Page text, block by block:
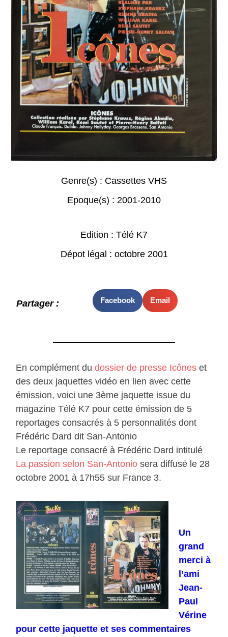
Genre(s) : Cassettes VHS
Epoque(s) : 2001-2010
Edition : Télé K7
Dépot légal : octobre 2001
Partager : Facebook Email
En complément dudossier de presse Icônes et
des deux jaquettes vidéo en lien avec cette
émission, voici une 3ème jaquette issue du
magazine Télé K7 pour cette émission de 5
reportages consacrés à 5 personnalités dont
Frédéric Dard dit San-Antonio
Le reportage consacré à Frédéric Dard intitulé
La passion selon San-Antonio sera diffusé le 28
octobre 2001 à 17h55 sur France 3.
Un
grand
merci à
l’ami
Jean-
Paul
Vérine
pour cette jaquette et ses commentaires